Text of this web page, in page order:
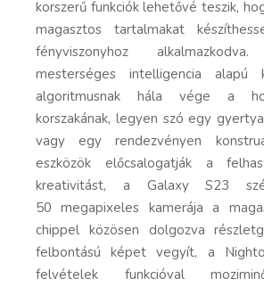
korszerű funkciók lehetővé teszik,
magasztos tartalmakat
fényviszonyhoz
mesterséges intelligencia alapú
algoritmusnak hála vége a
korszakának, legyen szó egy
vagy egy rendezvényen
eszközök előcsalogatják a
kreativitást, a Galaxy S23
50 megapixeles kamerája a
chippel közösen dolgozva
felbontású képet vegyít, a
felvételek funkcióval